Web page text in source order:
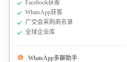
Facebook获客
WhatsApp获客
广交会采购商名录
全球企业库
WhatsApp多聊助手